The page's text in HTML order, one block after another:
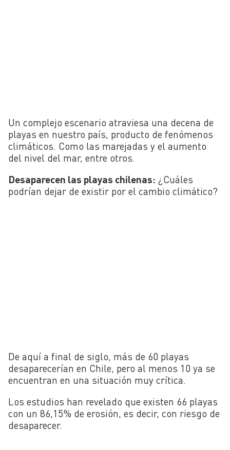
Un complejo escenario atraviesa una decena de
playas en nuestro país, producto de fenómenos
climáticos. Como las marejadas y el aumento
del nivel del mar, entre otros.
Desaparecen las playas chilenas: ¿Cuáles
podrían dejar de existir por el cambio climático?
De aquí a final de siglo, más de 60 playas
desaparecerían en Chile, pero al menos 10 ya se
encuentran en una situación muy crítica.
Los estudios han revelado que existen 66 playas
con un 86,15% de erosión, es decir, con riesgo de
desaparecer.